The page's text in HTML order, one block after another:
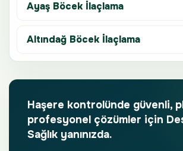
Ayaş Böcek İlaçlama
Altındağ Böcek İlaçlama
Haşere kontrolünde güvenli,
profesyonel çözümler için
Sağlık yanınızda.